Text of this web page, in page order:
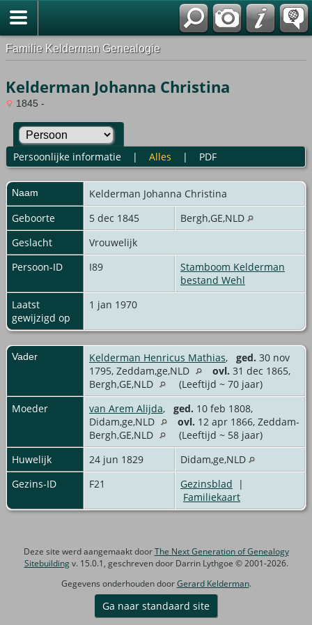
Familie Kelderman Genealogie
Kelderman Johanna Christina
1845 -
Persoonlijke informatie| Alles | PDF
Naam Kelderman Johanna Christina
Geboorte
5 dec 1845
Bergh,GE,NLD
Geslacht
Vrouwelijk
Persoon-ID
I89
Stamboom Kelderman
bestand Wehl
Laatst
gewijzigd op
1 jan 1970
Vader Kelderman Henricus Mathias, ged. 30 nov
1795, Zeddam,ge,NLD
ovl. 31 dec 1865,
Bergh,GE,NLD
(Leeftijd ~ 70 jaar)
Moeder
van Arem Alijda, ged. 10 feb 1808,
Didam,ge,NLD
ovl. 12 apr 1866, Zeddam-
Bergh,GE,NLD
(Leeftijd ~ 58 jaar)
Huwelijk
24 jun 1829
Didam,ge,NLD
Gezins-ID
F21 Gezinsblad |
Familiekaart
Deze site werd aangemaakt doorThe Next Generation of Genealogy
Sitebuildingv. 15.0.1, geschreven door Darrin Lythgoe © 2001-2026.
Gegevens onderhouden doorGerard Kelderman.
Ga naar standaard site